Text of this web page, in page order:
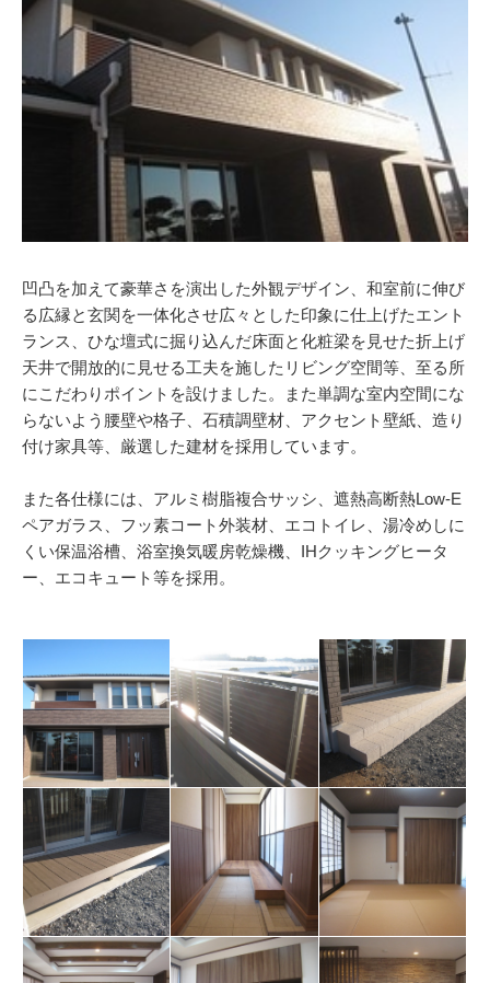
凹凸を加えて豪華さを演出した外観デザイン、和室前に伸び
る広縁と玄関を一体化させ広々とした印象に仕上げたエント
ランス、ひな壇式に掘り込んだ床面と化粧梁を見せた折上げ
天井で開放的に見せる工夫を施したリビング空間等、至る所
にこだわりポイントを設けました。また単調な室内空間にな
らないよう腰壁や格子、石積調壁材、アクセント壁紙、造り
付け家具等、厳選した建材を採用しています。
また各仕様には、アルミ樹脂複合サッシ、遮熱高断熱Low-E
ペアガラス、フッ素コート外装材、エコトイレ、湯冷めしに
くい保温浴槽、浴室換気暖房乾燥機、IHクッキングヒータ
ー、エコキュート等を採用。